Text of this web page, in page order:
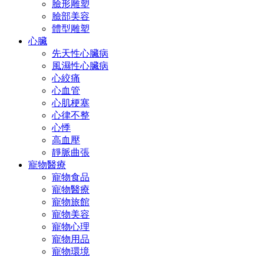
臉形雕塑
臉部美容
體型雕塑
心臟
先天性心臟病
風濕性心臟病
心絞痛
心血管
心肌梗塞
心律不整
心悸
高血壓
靜脈曲張
寵物醫療
寵物食品
寵物醫療
寵物旅館
寵物美容
寵物心理
寵物用品
寵物環境